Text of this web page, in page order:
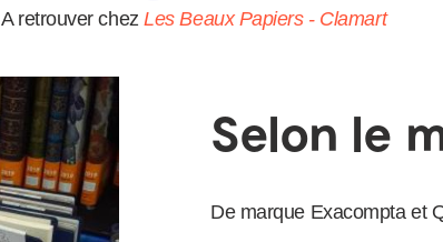
A retrouver chezLes Beaux Papiers - Clamart
Selon le